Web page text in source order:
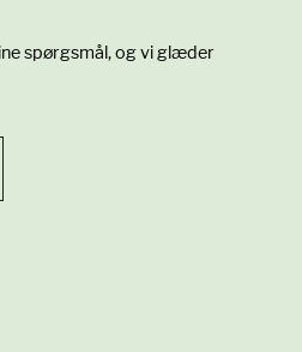
spørgsmål, og vi glæder